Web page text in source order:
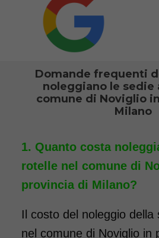
COSTO NOLEGGIO
da
SCHEDA
pieghevole
reggigambe -
cm
Domande frequenti
noleggiano le sedie
comune di Noviglio
Milano
Quanto costa
rotelle nel comune di
provincia di Milano?
Il costo del noleggio della
nel comune di Noviglio in